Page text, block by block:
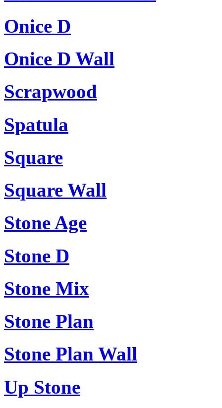
Onice D
Onice D Wall
Scrapwood
Spatula
Square
Square Wall
Stone Age
Stone D
Stone Mix
Stone Plan
Stone Plan Wall
Up Stone